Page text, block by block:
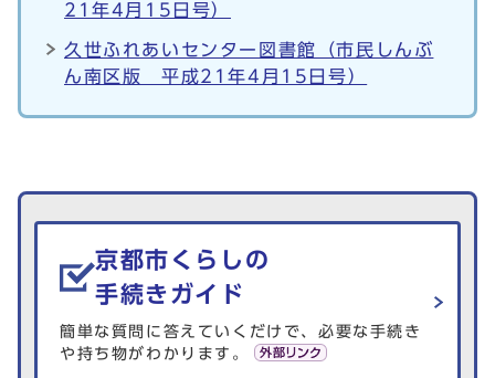
21年4月15日号）
久世ふれあいセンター図書館（市民しんぶ
ん南区版 平成21年4月15日号）
生活情報を探す
京都市くらしの
手続きガイド
簡単な質問に答えていくだけで、必要な手続き
や持ち物がわかります。